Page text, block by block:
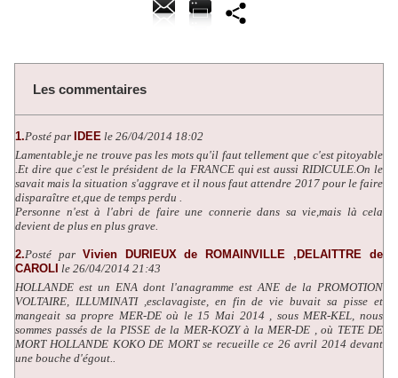
Les commentaires
1.Posté par IDEE le 26/04/2014 18:02
Lamentable,je ne trouve pas les mots qu'il faut tellement que c'est pitoyable
.Et dire que c'est le président de la FRANCE qui est aussi RIDICULE.On le
savait mais la situation s'aggrave et il nous faut attendre 2017 pour le faire
disparaître et,que de temps perdu .
Personne n'est à l'abri de faire une connerie dans sa vie,mais là cela
devient de plus en plus grave.
2.Posté par Vivien DURIEUX de ROMAINVILLE ,DELAITTRE de
CAROLI le 26/04/2014 21:43
HOLLANDE est un ENA dont l'anagramme est ANE de la PROMOTION
VOLTAIRE, ILLUMINATI ,esclavagiste, en fin de vie buvait sa pisse et
mangeait sa propre MER-DE où le 15 Mai 2014 , sous MER-KEL, nous
sommes passés de la PISSE de la MER-KOZY à la MER-DE , où TETE DE
MORT HOLLANDE KOKO DE MORT se recueille ce 26 avril 2014 devant
une bouche d'égout..